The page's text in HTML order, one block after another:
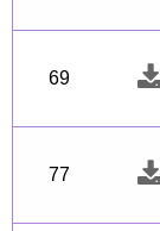
69
77